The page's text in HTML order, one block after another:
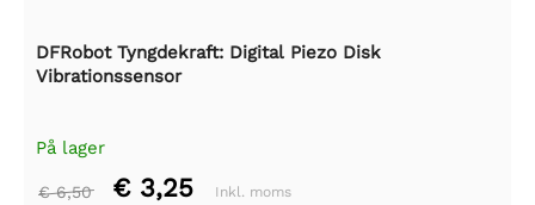
DFRobot Tyngdekraft: Digital Piezo Disk
Vibrationssensor
På lager
€ 6,50 € 3,25 Inkl. moms